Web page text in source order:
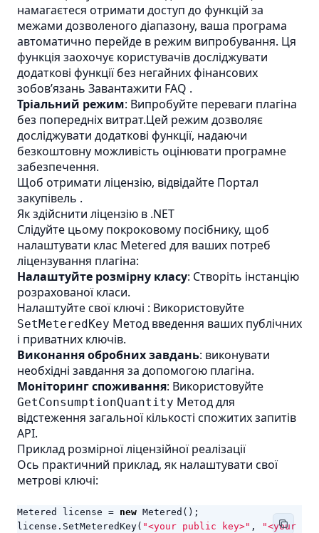
намагаєтеся отримати доступ до функцій за
межами дозволеного діапазону, ваша програма
автоматично перейде в режим випробування. Ця
функція заохочує користувачів досліджувати
додаткові функції без негайних фінансових
зобов’язань Завантажити FAQ .
Тріальний режим: Випробуйте переваги плагіна
без попередніх витрат.Цей режим дозволяє
досліджувати додаткові функції, надаючи
безкоштовну можливість оцінювати програмне
забезпечення.
Щоб отримати ліцензію, відвідайте Портал
закупівель .
Як здійснити ліцензію в .NET
Слідуйте цьому покроковому посібнику, щоб
налаштувати клас Metered для ваших потреб
ліцензування плагіна:
Налаштуйте розмірну класу: Створіть інстанцію
розрахованої класи.
Налаштуйте свої ключі : Використовуйте
SetMeteredKey Метод введення ваших публічних
і приватних ключів.
Виконання обробних завдань: виконувати
необхідні завдання за допомогою плагіна.
Моніторинг споживання: Використовуйте
GetConsumptionQuantity Метод для
відстеження загальної кількості спожитих запитів
API.
Приклад розмірної ліцензійної реалізації
Ось практичний приклад, як налаштувати свої
метрові ключі:
Metered license = new Metered ();
license . SetMeteredKey( "<your public key>" , "<your